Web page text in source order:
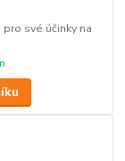
své účinky na